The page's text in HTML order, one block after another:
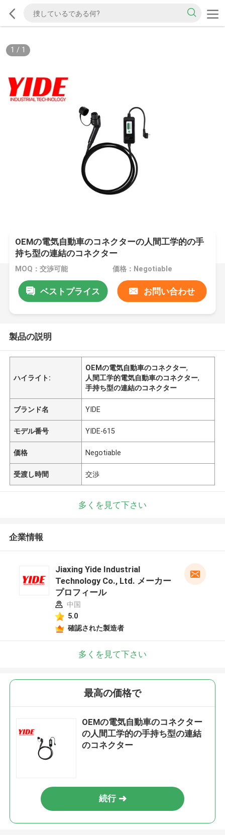
1 / 1
OEMの電気自動車のコネクターの人間工学的の手
持ち型の連結のコネクター
MOQ：交渉可能 価格：Negotiable
ベストプライス お問い合わせ
製品の説明
ハイライト:
OEMの電気自動車のコネクター,
人間工学的電気自動車のコネクター,
手持ち型の連結のコネクター
ブランド名 YIDE
モデル番号 YIDE-615
価格 Negotiable
受渡し時間 交渉
多くを見て下さい
企業情報
Jiaxing Yide Industrial
Technology Co., Ltd. メーカー
プロフィール
中国
5.0
確認された製造者
多くを見て下さい
最高の価格で
OEMの電気自動車のコネクター
の人間工学的の手持ち型の連結
のコネクター
続行